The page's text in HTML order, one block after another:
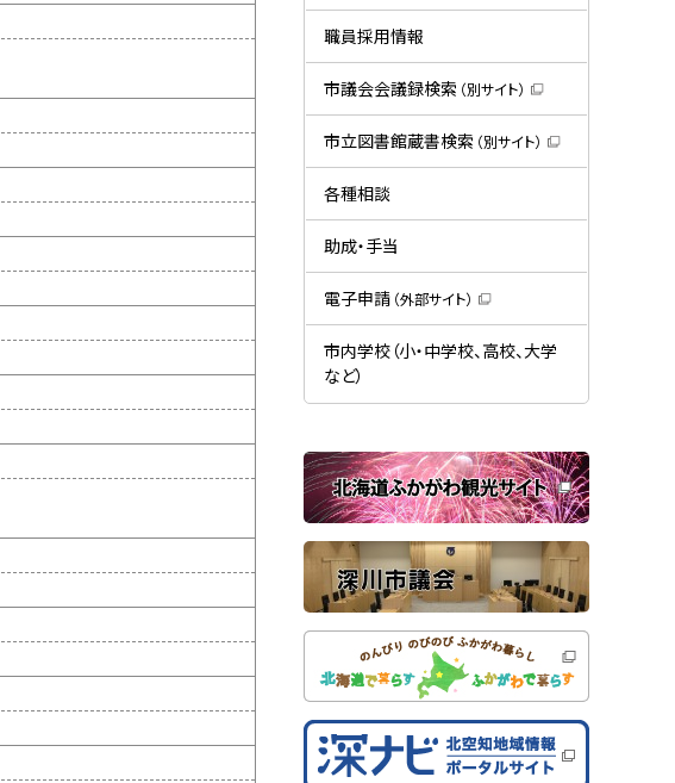
ウ
き
ま
す
）
職員採用情報
市議会会議録検索 （別サイト）
新
規
ウ
ィ
ウ
き
）
市立図書館蔵書検索 （別サイト）
新
ィ
ウ
き
ま
す
各種相談
助成・手当
電子申請 （外部サイト）
新
規
ウ
ン
で
開
き
ま
す
市内学校（小・中学校、高校、大学
など）
関
連
サ
イ
ト